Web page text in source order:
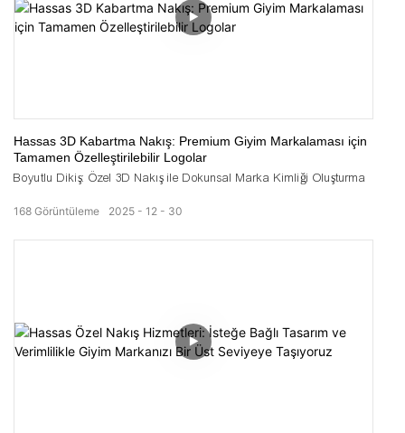
Hassas 3D Kabartma Nakış: Premium Giyim Markalaması için
Tamamen Özelleştirilebilir Logolar
Boyutlu Dikiş: Özel 3D Nakış ile Dokunsal Marka Kimliği Oluşturma
2025 12 30
168 Görüntüleme